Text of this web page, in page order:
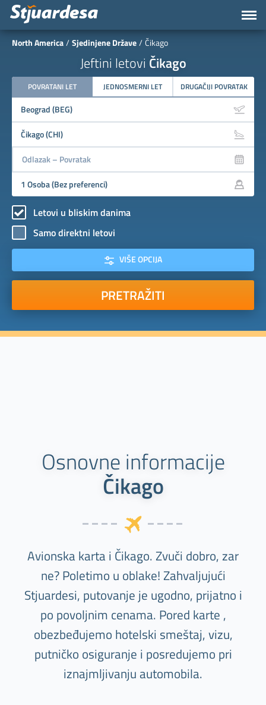
North America Sjedinjene Države Čikago
Jeftini letovi Čikago
POVRATANI LET JEDNOSMERNI LET DRUGAČIJI POVRATAK
Letovi u bliskim danima
Samo direktni letovi
VIŠE OPCIJA
PRETRAŽITI
Osnovne informacije
Čikago
Avionska karta i Čikago. Zvuči dobro, zar
ne? Poletimo u oblake! Zahvaljujući
Stjuardesi, putovanje je ugodno, prijatno i
po povoljnim cenama. Pored karte ,
obezbeđujemo hotelski smeštaj, vizu,
putničko osiguranje i posredujemo pri
iznajmljivanju automobila.